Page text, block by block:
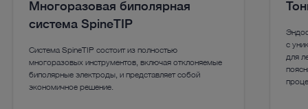
Многоразовая биполярная
система SpineTIP
Система SpineTIP состоит из полностью
многоразовых инструментов, включая отклоняемые
биполярные электроды, и представляет собой
экономичное решение.
с
для